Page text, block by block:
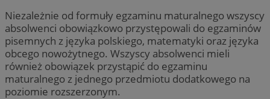
Niezależnie od formuły egzaminu maturalnego wszyscy
absolwenci obowiązkowo przystępowali do egzaminów
pisemnych z języka polskiego, matematyki oraz języka
obcego nowożytnego. Wszyscy absolwenci mieli
również obowiązek przystąpić do egzaminu
maturalnego z jednego przedmiotu dodatkowego na
poziomie rozszerzonym.